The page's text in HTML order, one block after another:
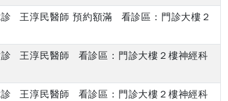
王淳民醫師 預約額滿 看診區：門診大樓２
王淳民醫師 看診區：門診大樓２樓神經科
王淳民醫師 看診區：門診大樓２樓神經科